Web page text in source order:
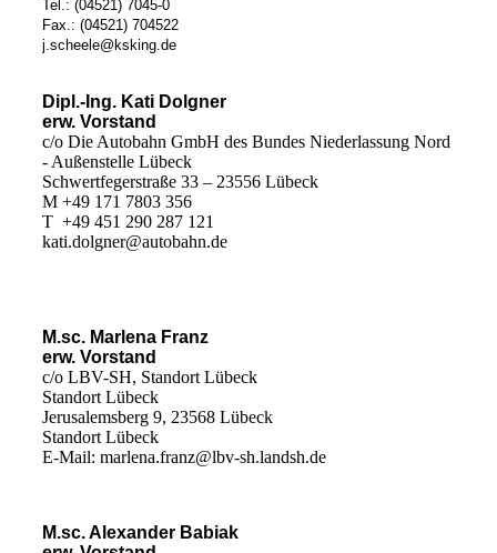
Tel.: (04521) 7045-0
Fax.: (04521) 704522
j.scheele@ksking.de
Dipl.-Ing. Kati Dolgner
erw. Vorstand
c/o Die Autobahn GmbH des Bundes Niederlassung Nord
- Außenstelle Lübeck
Schwertfegerstraße 33 – 23556 Lübeck
M +49 171 7803 356
T +49 451 290 287 121
kati.dolgner@autobahn.de
M.sc. Marlena Franz
erw. Vorstand
c/o LBV-SH, Standort Lübeck
Standort Lübeck
Jerusalemsberg 9, 23568 Lübeck
Standort Lübeck
E-Mail: marlena.franz@lbv-sh.landsh.de
M.sc. Alexander Babiak